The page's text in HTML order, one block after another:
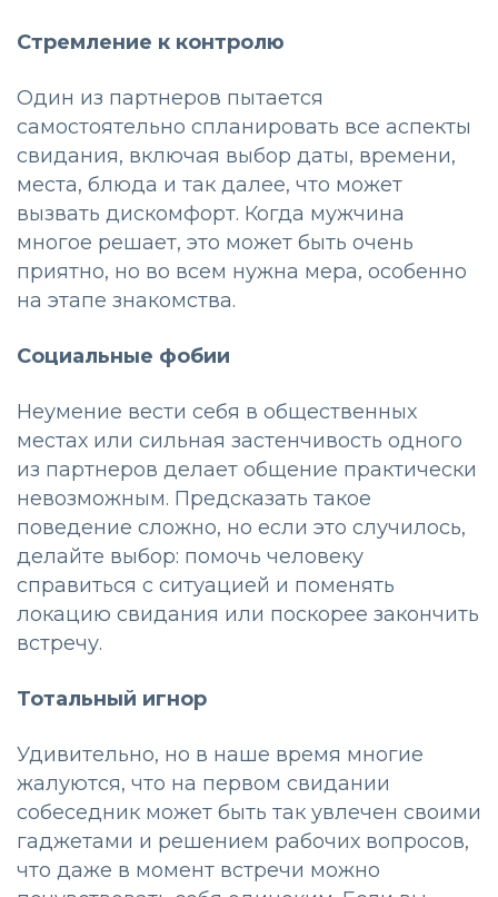
Стремление к контролю
Один из партнеров пытается
самостоятельно спланировать все аспекты
свидания, включая выбор даты, времени,
места, блюда и так далее, что может
вызвать дискомфорт. Когда мужчина
многое решает, это может быть очень
приятно, но во всем нужна мера, особенно
на этапе знакомства.
Социальные фобии
Неумение вести себя в общественных
местах или сильная застенчивость одного
из партнеров делает общение практически
невозможным. Предсказать такое
поведение сложно, но если это случилось,
делайте выбор: помочь человеку
справиться с ситуацией и поменять
локацию свидания или поскорее закончить
встречу.
Тотальный игнор
Удивительно, но в наше время многие
жалуются, что на первом свидании
собеседник может быть так увлечен своими
гаджетами и решением рабочих вопросов,
что даже в момент встречи можно